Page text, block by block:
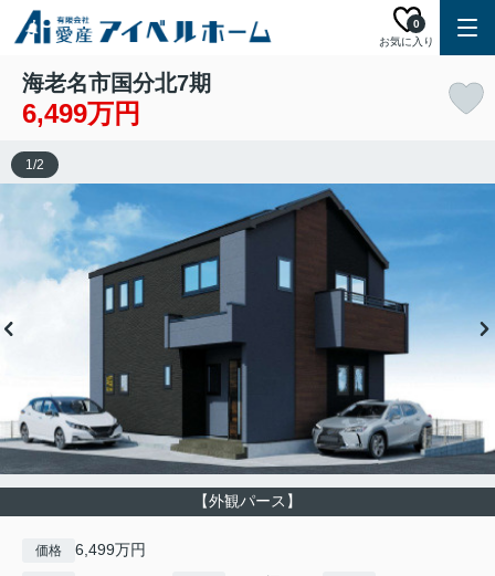
お気に入り
0
海老名市国分北7期
6,499万円
【外観パース】
1/2
価格 6,499万円